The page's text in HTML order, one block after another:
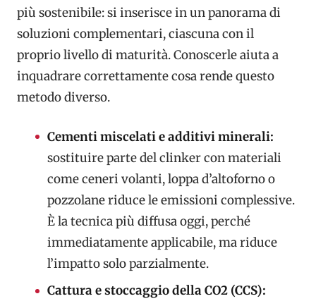
più sostenibile: si inserisce in un panorama di
soluzioni complementari, ciascuna con il
proprio livello di maturità. Conoscerle aiuta a
inquadrare correttamente cosa rende questo
metodo diverso.
Cementi miscelati e additivi minerali:
sostituire parte del clinker con materiali
come ceneri volanti, loppa d’altoforno o
pozzolane riduce le emissioni complessive.
È la tecnica più diffusa oggi, perché
immediatamente applicabile, ma riduce
l’impatto solo parzialmente.
Cattura e stoccaggio della CO2 (CCS):